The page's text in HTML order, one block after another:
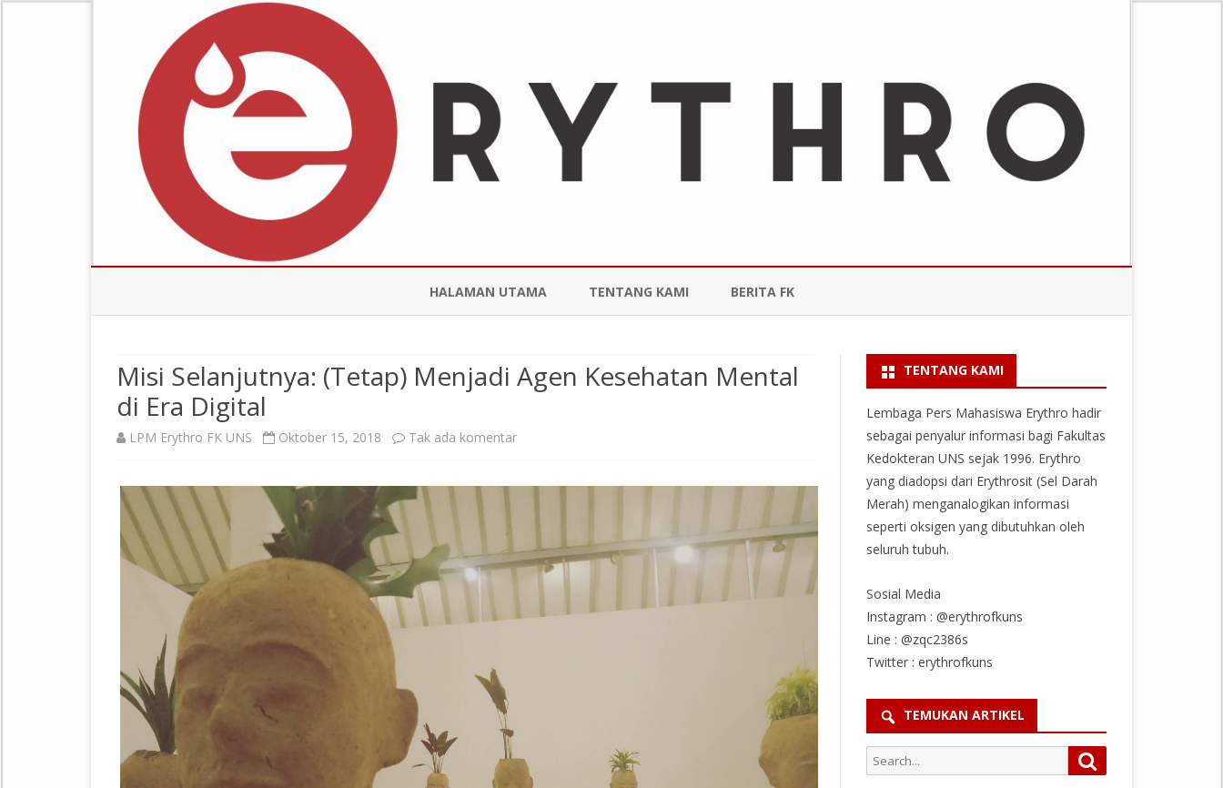
to
HALAMAN UTAMA TENTANG KAMI BERITA FK
Misi Selanjutnya: (Tetap) Menjadi Agen Kesehatan Mental
di Era Digital
LPM Erythro FK UNS Oktober 15, 2018 Tak ada komentarpada
Menjadi
Agen
Digital
TENTANG KAMI
Lembaga Pers Mahasiswa Erythro hadir
sebagai penyalur informasi bagi Fakultas
Kedokteran UNS sejak 1996. Erythro
yang diadopsi dari Erythrosit (Sel Darah
Merah) menganalogikan informasi
seperti oksigen yang dibutuhkan oleh
seluruh tubuh.
Sosial Media
Instagram : @erythrofkuns
Line : @zqc2386s
Twitter : erythrofkuns
TEMUKAN ARTIKEL
Search
for: